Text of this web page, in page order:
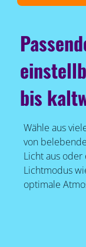
bis
Wähle aus
von
Licht aus
Lichtmodus
optimale